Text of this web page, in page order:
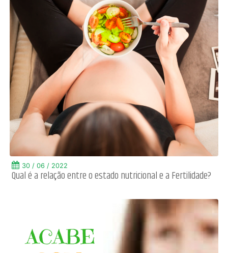
30 / 06 / 2022
Qual é a relação entre o estado nutricional e a Fertilidade?